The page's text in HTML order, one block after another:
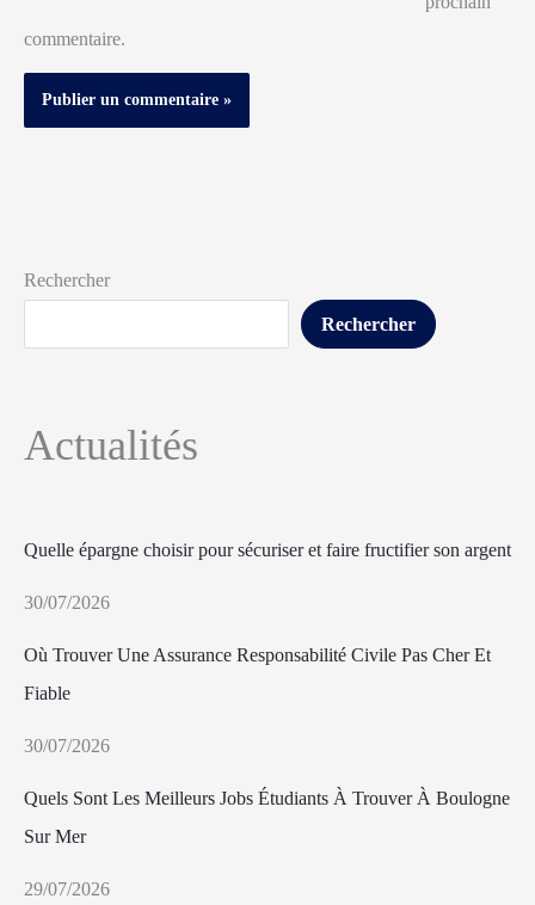
commentaire.
Rechercher
Rechercher
Actualités
Quelle épargne choisir pour sécuriser et faire fructifier son argent
30/07/2026
Où Trouver Une Assurance Responsabilité Civile Pas Cher Et
Fiable
30/07/2026
Quels Sont Les Meilleurs Jobs Étudiants À Trouver À Boulogne
Sur Mer
29/07/2026